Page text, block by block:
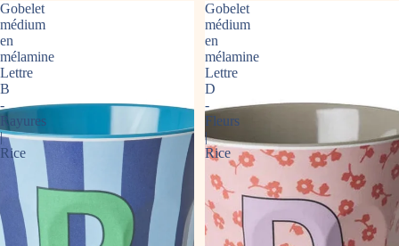
Gobelet
médium
en
mélamine
Lettre
B
-
Rayures
|
Rice
Gobelet
médium
en
mélamine
Lettre
D
-
Fleurs
|
Rice